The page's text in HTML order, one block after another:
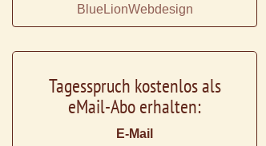
BlueLionWebdesign
Tagesspruch kostenlos als
eMail-Abo erhalten:
E-Mail